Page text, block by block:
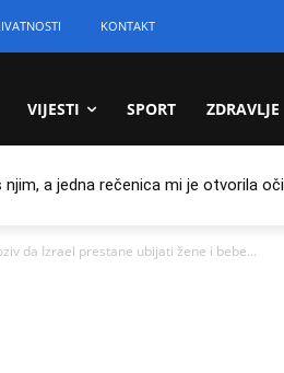
KONTAKT
VIJESTI SPORT ZDRAVLJE
a jedna rečenica mi je otvorila oči
da Izrael prestane ubijati žene i bebe...